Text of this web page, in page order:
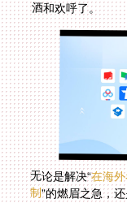
酒和欢呼了。
无论是解决“在海
制”的燃眉之急，
季后赛做好长期
体育生活的基石
化上的疏离感。
响起，那份关于
乡。从此，在海
令人头疼的问题